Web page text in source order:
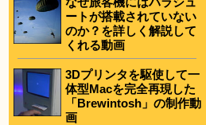
ートが搭載されていない
のか？を詳しく解説して
くれる動画
3Dプリンタを駆使して一
体型Macを完全再現した
「Brewintosh」の制作動
画